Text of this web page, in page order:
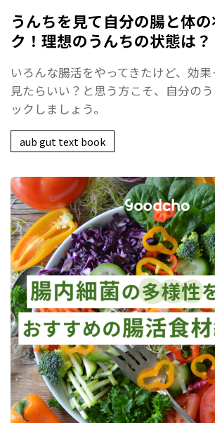
うんちを見て自分の腸と体
ク！理想のうんちの状態は？
いろんな腸活をやってきたけど、効
見たらいい？と思う方こそ、自分の
ックしましょう。
aub gut text book